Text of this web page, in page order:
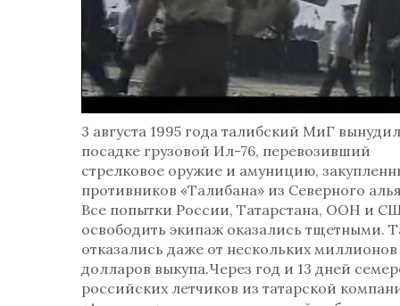
3 августа 1995 года талибский МиГ
посадке грузовой Ил-76, перевозивший
стрелковое оружие и амуницию,
противников «Талибана» из Северного
Все попытки России, Татарстана, ООН и
освободить экипаж оказались тщетными.
отказались даже от нескольких миллионов
долларов выкупа.Через год и 13 дней
российских летчиков из татарской